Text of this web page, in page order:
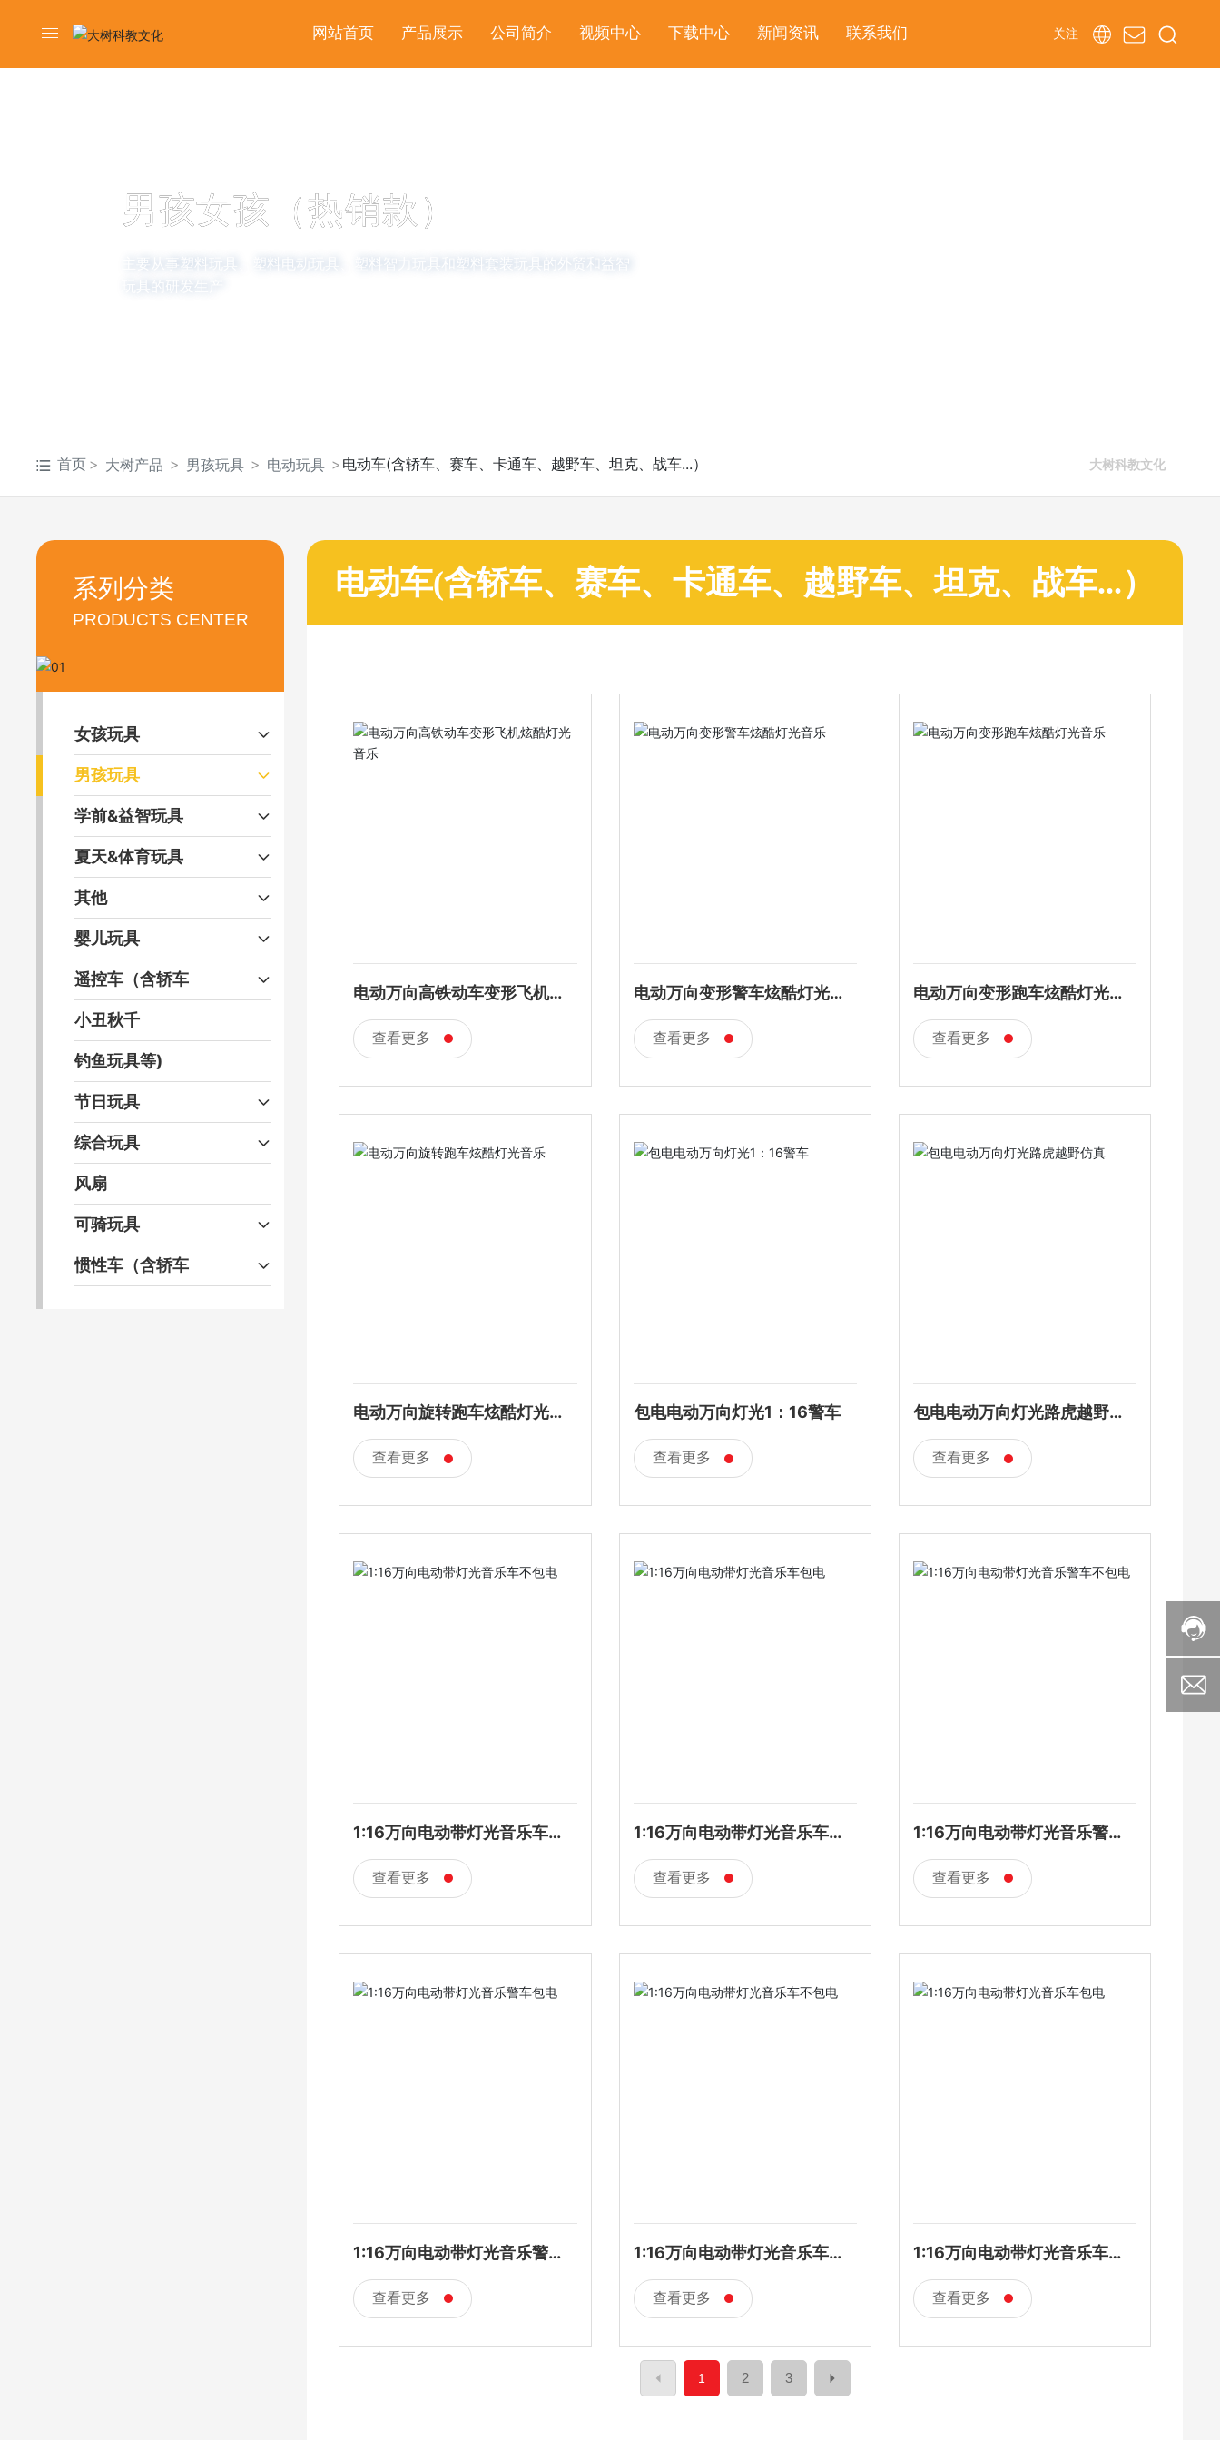
网站首页 产品展示 公司简介 视频中心 下载中心 新闻资讯 联系我们 关注
男孩女孩（热销款）
主要从事塑料玩具、塑料电动玩具、塑料智力玩具和塑料套装玩具的外贸和益智
玩具的研发生产
首页 大树产品 男孩玩具 电动玩具 电动车(含轿车、赛车、卡通车、越野车、坦克、战车...）
系列分类
PRODUCTS CENTER
女孩玩具
男孩玩具
学前&益智玩具
夏天&体育玩具
其他
婴儿玩具
遥控车（含轿车
小丑秋千
钓鱼玩具等)
节日玩具
综合玩具
风扇
可骑玩具
惯性车（含轿车
电动车(含轿车、赛车、卡通车、越野车、坦克、战车...）
电动万向高铁动车变形飞机炫
酷灯光音乐
查看更多
电动万向变形警车炫酷灯光音
乐
查看更多
电动万向变形跑车炫酷灯光音
乐
查看更多
电动万向旋转跑车炫酷灯光音
乐
查看更多
包电电动万向灯光1：16警车
查看更多
包电电动万向灯光路虎越野仿
真
查看更多
1:16万向电动带灯光音乐车不
包电
查看更多
1:16万向电动带灯光音乐车包
电
查看更多
1:16万向电动带灯光音乐警车
不包电
查看更多
1:16万向电动带灯光音乐警车
包电
查看更多
1:16万向电动带灯光音乐车不
包电
查看更多
1:16万向电动带灯光音乐车包
电
查看更多
1 2 3